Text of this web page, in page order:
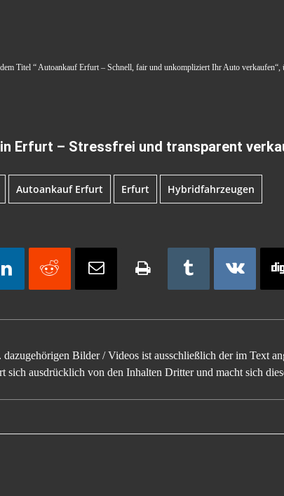
Titel “ Autoankauf Erfurt – Schnell, fair und unkompliziert Ihr Auto verkaufen“,
Erfurt – Stressfrei und transparent
Autoankauf Erfurt Erfurt Hybridfahrzeugen
dazugehörigen Bilder / Videos ist ausschließlich der im Text
sich ausdrücklich von den Inhalten Dritter und macht sich